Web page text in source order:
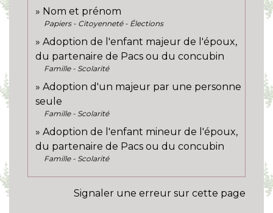
Nom et prénom
Papiers - Citoyenneté - Élections
Adoption de l'enfant majeur de l'époux,
du partenaire de Pacs ou du concubin
Famille - Scolarité
Adoption d'un majeur par une personne
seule
Famille - Scolarité
Adoption de l'enfant mineur de l'époux,
du partenaire de Pacs ou du concubin
Famille - Scolarité
Signaler une erreur sur cette page